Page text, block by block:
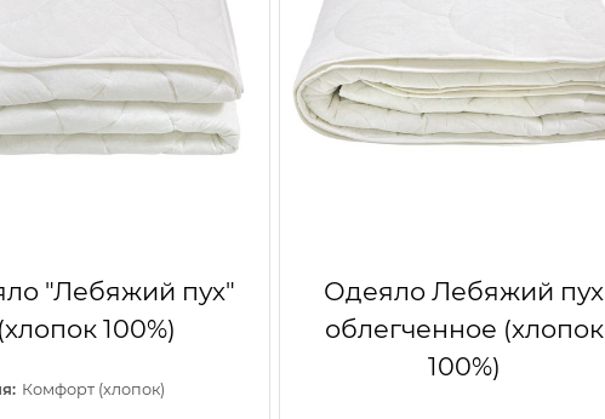
"Лебяжий пух"
(хлопок 100%)
Комфорт (хлопок)
Одеяло Лебяжий пух
облегченное (хлопок
100%)